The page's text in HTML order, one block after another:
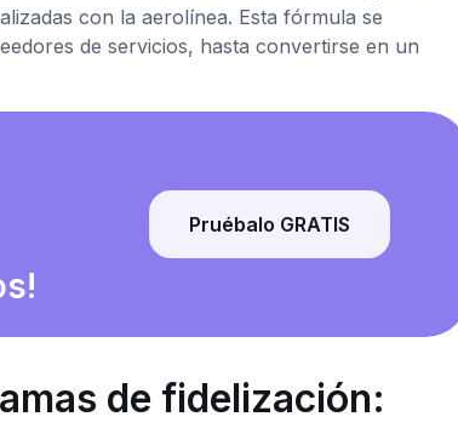
con la aerolínea. Esta fórmula se
de servicios, hasta convertirse en un
Pruébalo GRATIS
de fidelización: